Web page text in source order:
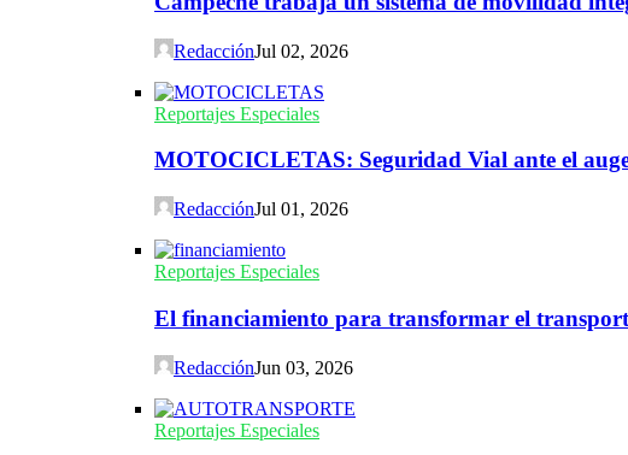
RedacciónJul 02, 2026
Reportajes Especiales
MOTOCICLETAS: Seguridad Vial ante el
RedacciónJul 01, 2026
Reportajes Especiales
El financiamiento para transformar el
RedacciónJun 03, 2026
Reportajes Especiales